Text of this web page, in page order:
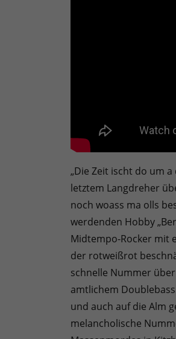
„Die Zeit ischt do um
letztem Langdreher
noch woass ma olls
werdenden Hobby
Midtempo-Rocker mit
der rotweißrot
schnelle Nummer
amtlichem
und auch auf die Alm
melancholische